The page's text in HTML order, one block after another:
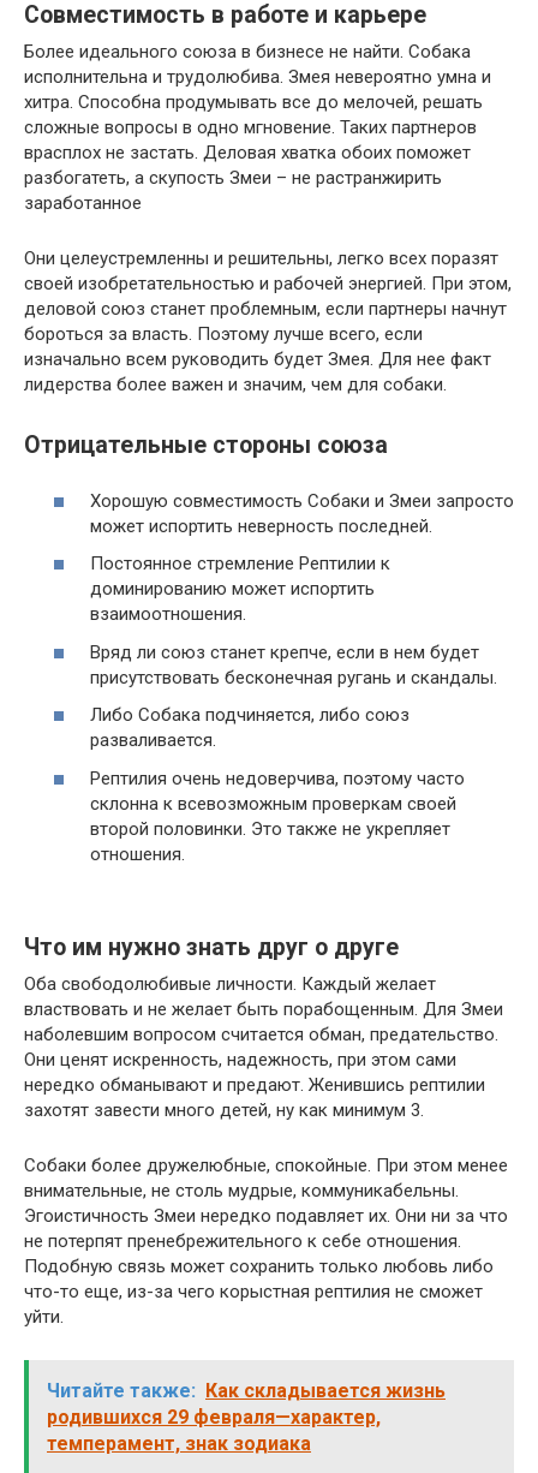
Совместимость в работе и карьере
Более идеального союза в бизнесе не найти. Собака
исполнительна и трудолюбива. Змея невероятно умна и
хитра. Способна продумывать все до мелочей, решать
сложные вопросы в одно мгновение. Таких партнеров
врасплох не застать. Деловая хватка обоих поможет
разбогатеть, а скупость Змеи – не растранжирить
заработанное
Они целеустремленны и решительны, легко всех поразят
своей изобретательностью и рабочей энергией. При этом,
деловой союз станет проблемным, если партнеры начнут
бороться за власть. Поэтому лучше всего, если
изначально всем руководить будет Змея. Для нее факт
лидерства более важен и значим, чем для собаки.
Отрицательные стороны союза
Хорошую совместимость Собаки и Змеи запросто
может испортить неверность последней.
Постоянное стремление Рептилии к
доминированию может испортить
взаимоотношения.
Вряд ли союз станет крепче, если в нем будет
присутствовать бесконечная ругань и скандалы.
Либо Собака подчиняется, либо союз
разваливается.
Рептилия очень недоверчива, поэтому часто
склонна к всевозможным проверкам своей
второй половинки. Это также не укрепляет
отношения.
Что им нужно знать друг о друге
Оба свободолюбивые личности. Каждый желает
властвовать и не желает быть порабощенным. Для Змеи
наболевшим вопросом считается обман, предательство.
Они ценят искренность, надежность, при этом сами
нередко обманывают и предают. Женившись рептилии
захотят завести много детей, ну как минимум 3.
Собаки более дружелюбные, спокойные. При этом менее
внимательные, не столь мудрые, коммуникабельны.
Эгоистичность Змеи нередко подавляет их. Они ни за что
не потерпят пренебрежительного к себе отношения.
Подобную связь может сохранить только любовь либо
что-то еще, из-за чего корыстная рептилия не сможет
уйти.
Читайте также: Как складывается жизнь
родившихся 29 февраля—характер,
темперамент, знак зодиака